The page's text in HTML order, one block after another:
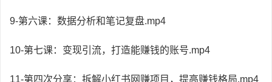
9-第六课：数据分析和笔记复盘.mp4
10-第七课：变现引流，打造能赚钱的账号.mp4
11-第四次分享：拆解小红书网赚项目，提高赚钱格局.mp4